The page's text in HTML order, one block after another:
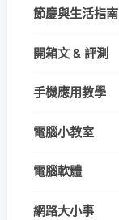
節慶與生活指南
開箱文 & 評測
手機應用教學
電腦小教室
電腦軟體
網路大小事